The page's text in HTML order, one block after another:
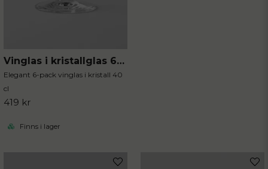
Vinglas i kristallglas 6-pack
Elegant 6-pack vinglas i kristall 40
cl
419 kr
Finns i lager